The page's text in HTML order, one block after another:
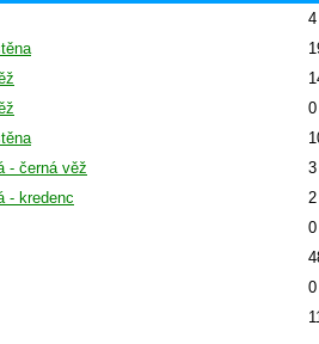
4
0
- černá věž
3
- kredenc
2
0
0